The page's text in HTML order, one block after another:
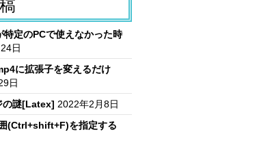
定のPCで使えなかった時
日
に拡張子を変えるだけ
日
の謎[Latex] 2022年2月8日
(Ctrl+shift+F)を指定する